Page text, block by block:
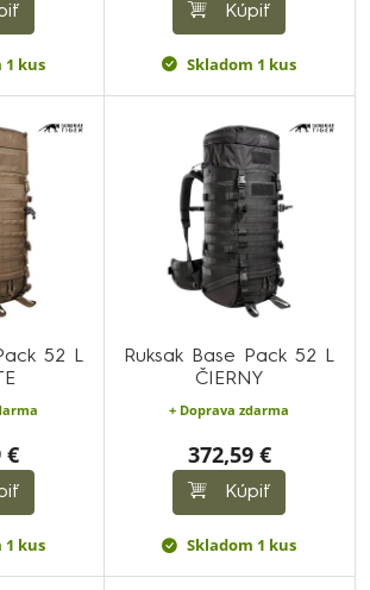
1 kus
Kúpiť
Skladom 1 kus
52 L
€
1 kus
Ruksak Base Pack 52 L
ČIERNY
+ Doprava zdarma
372,59 €
Kúpiť
Skladom 1 kus